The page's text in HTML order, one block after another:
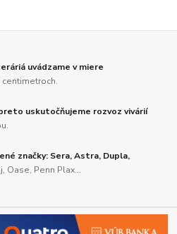
uvádzame v miere
centimetroch.
uskutočňujeme rozvoz vivárií
značky: Sera, Astra, Dupla,
Oase, Penn Plax...